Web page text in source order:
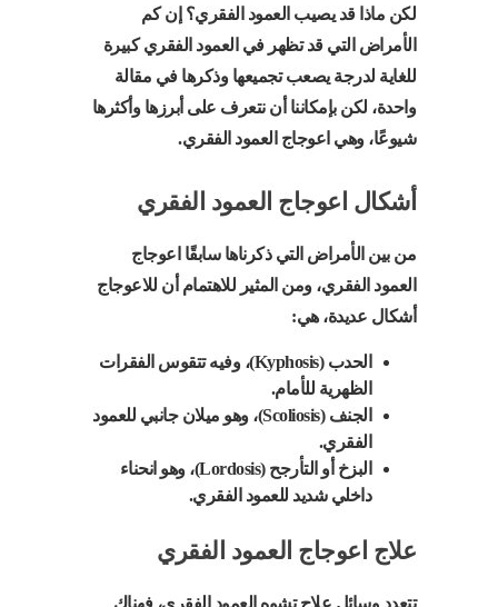
لكن ماذا قد يصيب العمود الفقري؟ إن كم
الأمراض التي قد تظهر في العمود الفقري كبيرة
للغاية لدرجة يصعب تجميعها وذكرها في مقالة
واحدة، لكن بإمكاننا أن نتعرف على أبرزها وأكثرها
شيوعًا، وهي اعوجاج العمود الفقري.
أشكال اعوجاج العمود الفقري
من بين الأمراض التي ذكرناها سابقًا اعوجاج
العمود الفقري، ومن المثير للاهتمام أن للاعوجاج
أشكال عديدة، هي:
الحدب (Kyphosis)، وفيه تتقوس الفقرات
الظهرية للأمام.
الجنف (Scoliosis)، وهو ميلان جانبي للعمود
الفقري.
البزخ أو التأرجح (Lordosis)، وهو انحناء
داخلي شديد للعمود الفقري.
علاج اعوجاج العمود الفقري
تتعدد وسائل علاج تشوه العمود الفقري، فهناك